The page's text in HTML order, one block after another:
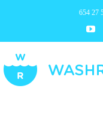
654 27